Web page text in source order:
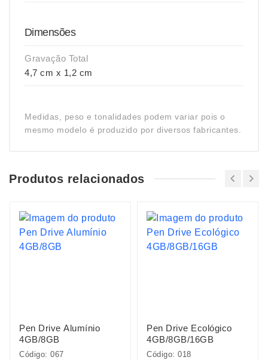
Dimensões
Gravação Total
4,7 cm x 1,2 cm
Medidas, peso e tonalidades podem variar pois o
mesmo modelo é produzido por diversos fabricantes.
Produtos relacionados
Pen Drive Alumínio
4GB/8GB
Código: 067
Pen Drive Ecológico
4GB/8GB/16GB
Código: 018